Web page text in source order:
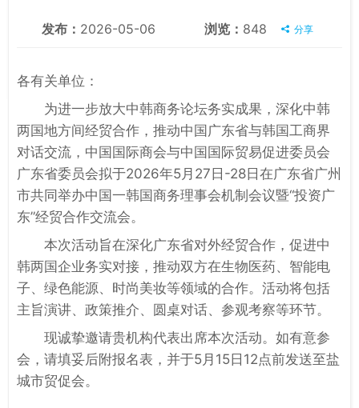
发布： 2026-05-06 浏览： 848 分享
各有关单位：
为进一步放大中韩商务论坛务实成果，深化中韩
两国地方间经贸合作，推动中国广东省与韩国工商界
对话交流，中国国际商会与中国国际贸易促进委员会
广东省委员会拟于2026年5月27日-28日在广东省广州
市共同举办中国一韩国商务理事会机制会议暨“投资广
东”经贸合作交流会。
本次活动旨在深化广东省对外经贸合作，促进中
韩两国企业务实对接，推动双方在生物医药、智能电
子、绿色能源、时尚美妆等领域的合作。活动将包括
主旨演讲、政策推介、圆桌对话、参观考察等环节。
现诚挚邀请贵机构代表出席本次活动。如有意参
会，请填妥后附报名表，并于5月15日12点前发送至盐
城市贸促会。